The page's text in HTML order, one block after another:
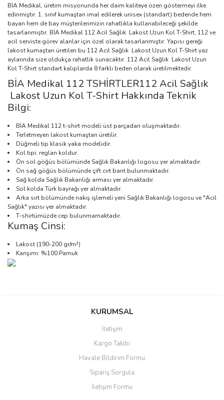
BİA Medikal, üretim misyonunda her daim kaliteye özen göstermeyi ilke
edinmiştir. 1. sınıf kumaştan imal edilerek unisex (standart) bedende hem
bayan hem de bay müşterilerimizin rahatlıkla kullanabileceği şekilde
tasarlanmıştır. BİA Medikal 112 Acil Sağlık Lakost Uzun Kol T-Shirt, 112 ve
acil serviste görev alanlar için özel olarak tasarlanmıştır. Yapısı gereği
lakost kumaştan üretilen bu 112 Acil Sağlık Lakost Uzun Kol T-Shirt yaz
aylarında size oldukça rahatlık sunacaktır. 112 Acil Sağlık Lakost Uzun
Kol T-Shirt standart kalıplarda 8 farklı beden olarak üretilmektedir.
BİA Medikal 112 TSHİRTLER112 Acil Sağlık
Lakost Uzun Kol T-Shirt Hakkında Teknik
Bilgi:
BİA Medikal 112 t-shirt modeli üst parçadan oluşmaktadır.
Terletmeyen lakost kumaştan üretilir.
Düğmeli tip klasik yaka modelidir.
Kol tipi: reglan koldur.
Ön sol göğüs bölümünde Sağlık Bakanlığı logosu yer almaktadır.
Ön sağ göğüs bölümünde çift cırt bant bulunmaktadır.
Sağ kolda Sağlık Bakanlığı arması yer almaktadır.
Sol kolda Türk bayrağı yer almaktadır.
Arka sırt bölümünde nakış işlemeli yeni Sağlık Bakanlığı logosu ve "Acil
Sağlık" yazısı yer almaktadır.
T-shirtümüzde cep bulunmamaktadır.
Kumaş Cinsi:
Lakost (190-200 gr/m²)
Karışımı: %100 Pamuk
Bu ürüne ilk yorumu siz yapın!
Ürün resmi kalitesiz, bozuk veya görüntülenemiyor.
Ürün açıklamasında eksik bilgiler bulunuyor.
Ürün bilgilerinde hatalar bulunuyor.
Ürün fiyatı diğer sitelerden daha pahalı.
Sitemize ilk yorumu siz yapın!
Deneyimini Paylaş
KURUMSAL
İletişim
Kargo Takibi
Havale Bildirim Formu
Sipariş Sorgula
İletişim Formu